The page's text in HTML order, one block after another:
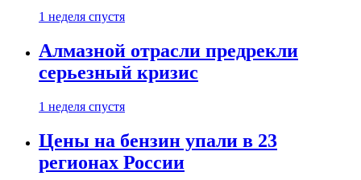
1 неделя спустя
Алмазной отрасли предрекли
серьезный кризис
1 неделя спустя
Цены на бензин упали в 23
регионах России